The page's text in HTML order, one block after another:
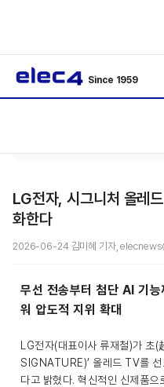
Since 1959
LG전자, 시그니처 올레
화한다
2026-06-24 김미혜 기자,
무선 전송부터 첨단 AI 기
워 압도적 지위 확대
LG전자(대표이사 류재철)가 초
SIGNATURE)’ 올레드 TV를
다고 밝혔다. 혁신적인 신제품